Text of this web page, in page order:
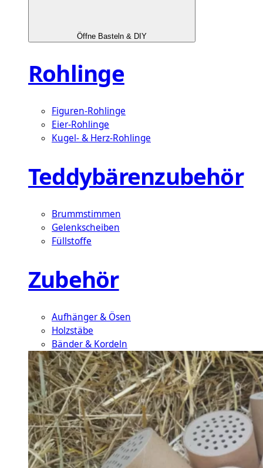
Öffne Basteln & DIY
Rohlinge
Figuren-Rohlinge
Eier-Rohlinge
Kugel- & Herz-Rohlinge
Teddybärenzubehör
Brummstimmen
Gelenkscheiben
Füllstoffe
Zubehör
Aufhänger & Ösen
Holzstäbe
Bänder & Kordeln